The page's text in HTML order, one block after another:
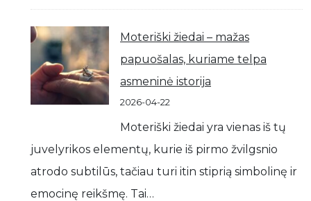
Moteriški žiedai – mažas
papuošalas, kuriame telpa
asmeninė istorija
2026-04-22
Moteriški žiedai yra vienas iš tų
juvelyrikos elementų, kurie iš pirmo žvilgsnio
atrodo subtilūs, tačiau turi itin stiprią simbolinę ir
emocinę reikšmę. Tai…